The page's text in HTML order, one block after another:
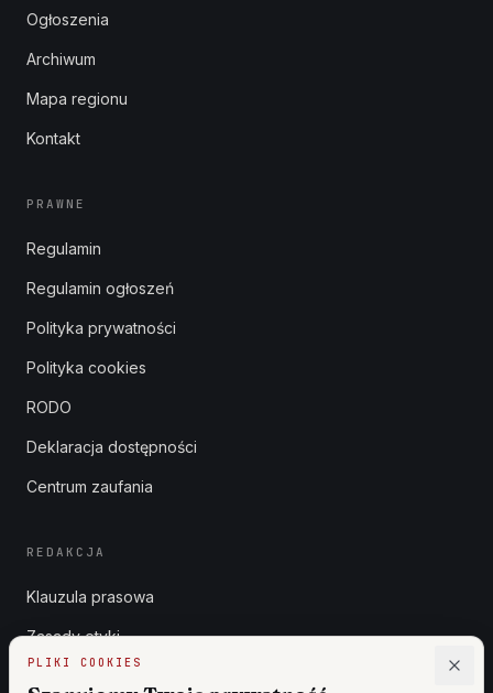
PLIKI COOKIES
Ogłoszenia
Archiwum
Mapa regionu
Kontakt
PRAWNE
Regulamin
Regulamin ogłoszeń
Polityka prywatności
Polityka cookies
RODO
Deklaracja dostępności
Centrum zaufania
REDAKCJA
Klauzula prasowa
Zasady etyki